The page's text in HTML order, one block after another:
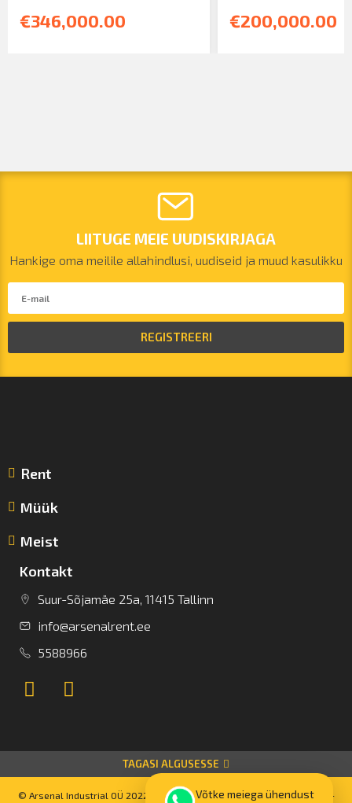
Võtke meiega ühendust
€346,000.00 €200,000.00
LIITUGE MEIE UUDISKIRJAGA
Hankige oma meilile allahindlusi, uudiseid ja muud kasulikku
REGISTREERI
Rent
Müük
Meist
Kontakt
Suur-Sõjamäe 25a, 11415 Tallinn
info@arsenalrent.ee
5588966
TAGASI ALGUSESSE
© Arsenal Industrial OÜ 2022 Kõik autoriõigused kaitstud. Powered by –